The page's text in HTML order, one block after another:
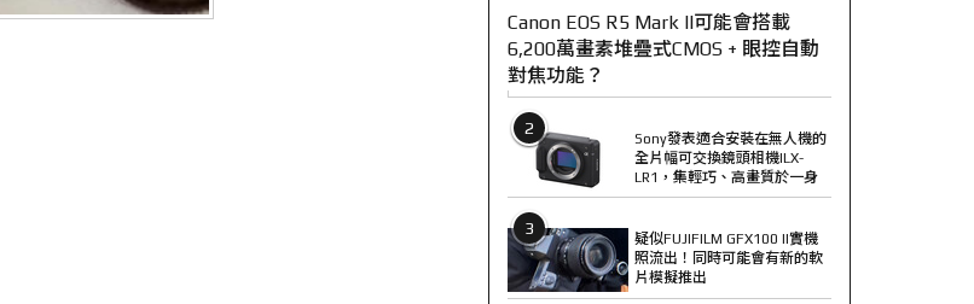
Canon EOS R5 Mark II可能會搭載
6,200萬畫素堆疊式CMOS + 眼控自動
對焦功能？
2
Sony發表適合安裝在無人機的
全片幅可交換鏡頭相機ILX-
LR1，集輕巧、高畫質於一身
3
疑似FUJIFILM GFX100 II實機
照流出！同時可能會有新的軟
片模擬推出